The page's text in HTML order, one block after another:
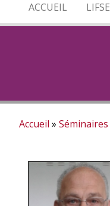
ACCUEIL LIFSE
d'Ariane
Accueil Séminaires